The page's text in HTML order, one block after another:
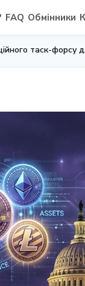
FAQ Обмінники
таск-